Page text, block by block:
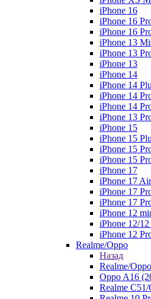
iPhone 16
iPhone 16
iPhone 16
iPhone 13
iPhone 13
iPhone 13
iPhone 14
iPhone 14
iPhone 14
iPhone 14
iPhone 13
iPhone 15
iPhone 15
iPhone 15
iPhone 15
iPhone 17
iPhone 17 Air
iPhone 17
iPhone 17
iPhone 12
iPhone 12/12
iPhone 12
Realme/Oppo
Назад
Realme/Oppo
Oppo A16
Realme